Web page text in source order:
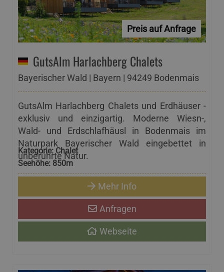
Preis auf Anfrage
GutsAlm Harlachberg Chalets
Bayerischer Wald | Bayern | 94249 Bodenmais
GutsAlm Harlachberg Chalets und Erdhäuser -
exklusiv und einzigartig. Moderne Wiesn-,
Wald- und Erdschlafhäusl in Bodenmais im
Naturpark Bayerischer Wald eingebettet in
unberührte Natur.
Kategorie:Chalet
Seehöhe: 850m
Mehr Info
Anfragen
Webseite